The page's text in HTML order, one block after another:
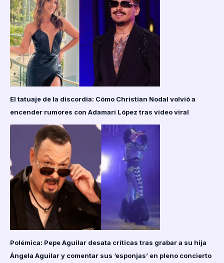
del
Miss
Universo
2025
y
es
trasladada
en
El tatuaje de la discordia: Cómo Christian Nodal volvió a
encender rumores con Adamari López tras video viral
Polémica: Pepe Aguilar desata críticas tras grabar a su hija
Ángela Aguilar y comentar sus ‘esponjas’ en pleno concierto